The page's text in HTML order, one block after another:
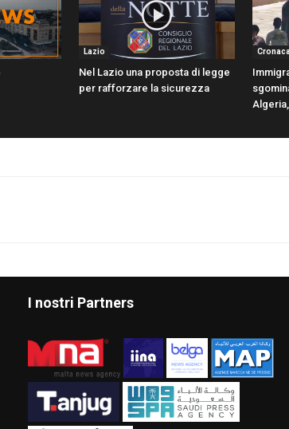
Lazio
Nel Lazio una proposta di legge
per rafforzare la sicurezza
I nostri Partners